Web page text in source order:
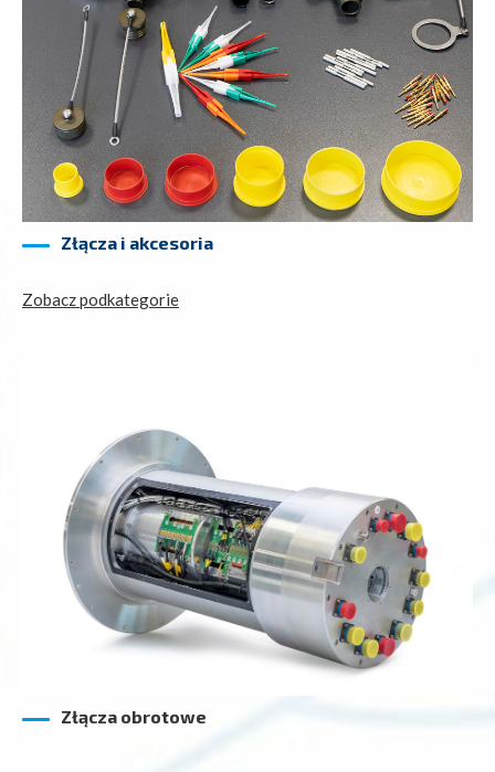
Złącza i akcesoria
Zobacz podkategorie
Złącza obrotowe